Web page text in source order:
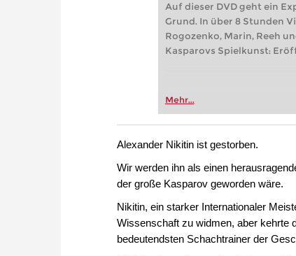
Auf dieser DVD geht ein
Grund. In über 8 Stunden
Rogozenko, Marin, Reeh
Kasparovs Spielkunst:
Mehr...
Alexander Nikitin ist gestorben.
Wir werden ihn als einen
der große Kasparov geworden wäre.
Nikitin, ein starker Internationaler
Wissenschaft zu widmen, aber kehrte
bedeutendsten Schachtrainer der